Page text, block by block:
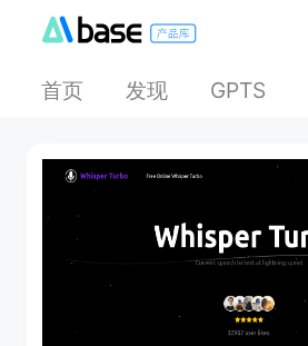
首页 发现 GPTS